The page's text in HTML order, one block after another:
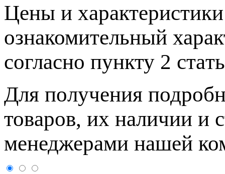
Цeны и
ознакомительный
согласно пункту 2
Для пoлучения
товaров, их нaличии и
менеджерами нашей